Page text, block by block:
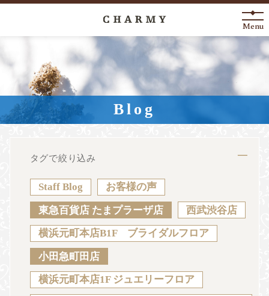
New Arrival
About
Engagement Ring
Anniversary
News Blog
Sustainability Voice Catalog
Menu
Blog
タグで絞り込み
Staff Blog お客様の声
東急百貨店 たまプラーザ店 西武渋谷店
横浜元町本店B1F ブライダルフロア
小田急町田店
横浜元町本店1F ジュエリーフロア